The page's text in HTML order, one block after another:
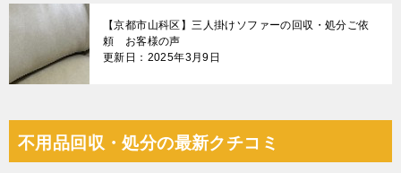
【京都市山科区】三人掛けソファーの回収・処分ご依
頼 お客様の声
更新日：2025年3月9日
不用品回収・処分の最新クチコミ